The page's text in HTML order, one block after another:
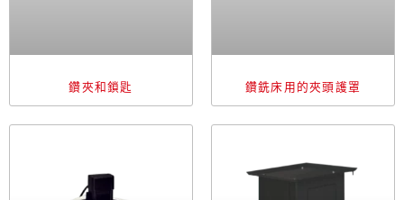
鑽夾和鎖匙 鑽銑床用的夾頭護罩